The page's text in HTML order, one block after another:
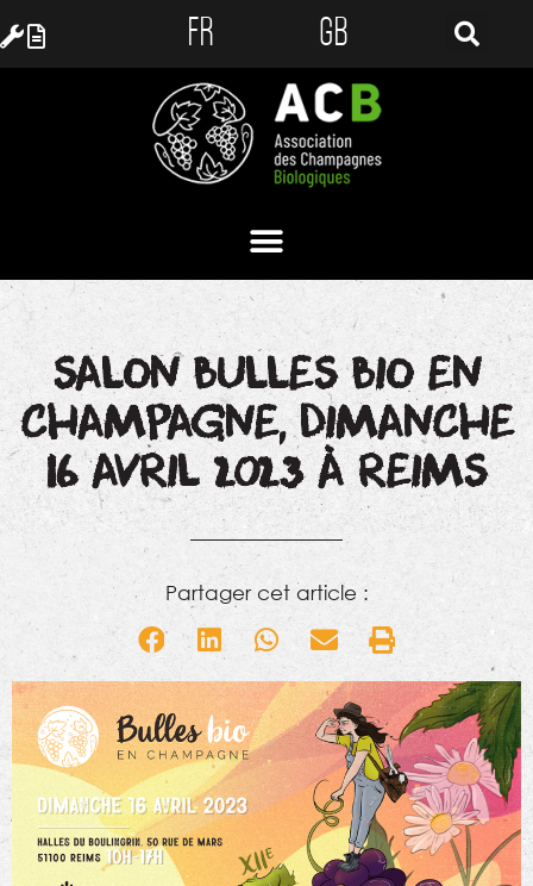
FR GB
SALON BULLES BIO EN
CHAMPAGNE, DIMANCHE
16 AVRIL 2023 À REIMS
Partager cet article :